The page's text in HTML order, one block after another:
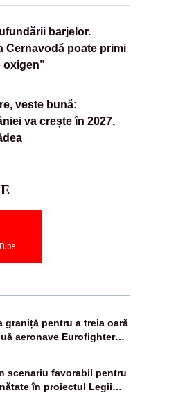
barjelor.
Cernavodă poate primi
oxigen”
veste bună:
va crește în 2027,
graniță pentru a treia oară
aeronave Eurofighter
ridicate de la sol
scenariu favorabil pentru
în proiectul Legii